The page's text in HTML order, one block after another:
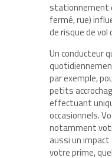
stationnement
fermé, rue)
de risque de vol
Un conducteur
par exemple,
petits
effectuant
occasionnels.
notamment
aussi un
votre prime,